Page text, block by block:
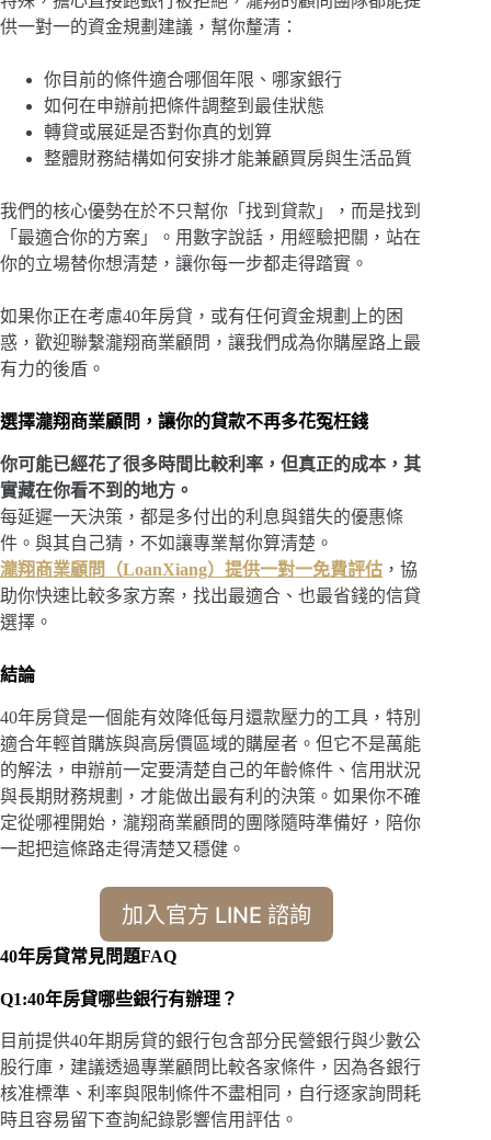
供一對一的資金規劃建議，幫你釐清：
你目前的條件適合哪個年限、哪家銀行
如何在申辦前把條件調整到最佳狀態
轉貸或展延是否對你真的划算
整體財務結構如何安排才能兼顧買房與生活品質
我們的核心優勢在於不只幫你「找到貸款」，而是找到
「最適合你的方案」。用數字說話，用經驗把關，站在
你的立場替你想清楚，讓你每一步都走得踏實。
如果你正在考慮40年房貸，或有任何資金規劃上的困
惑，歡迎聯繫瀧翔商業顧問，讓我們成為你購屋路上最
有力的後盾。
選擇瀧翔商業顧問，讓你的貸款不再多花冤枉錢
你可能已經花了很多時間比較利率，但真正的成本，其
實藏在你看不到的地方。
每延遲一天決策，都是多付出的利息與錯失的優惠條
件。與其自己猜，不如讓專業幫你算清楚。
瀧翔商業顧問（LoanXiang）提供一對一免費評估 ，協
助你快速比較多家方案，找出最適合、也最省錢的信貸
選擇。
結論
40年房貸是一個能有效降低每月還款壓力的工具，特別
適合年輕首購族與高房價區域的購屋者。但它不是萬能
的解法，申辦前一定要清楚自己的年齡條件、信用狀況
與長期財務規劃，才能做出最有利的決策。如果你不確
定從哪裡開始，瀧翔商業顧問的團隊隨時準備好，陪你
一起把這條路走得清楚又穩健。
加入官方 LINE 諮詢
40年房貸常見問題FAQ
Q1:40年房貸哪些銀行有辦理？
目前提供40年期房貸的銀行包含部分民營銀行與少數公
股行庫，建議透過專業顧問比較各家條件，因為各銀行
核准標準、利率與限制條件不盡相同，自行逐家詢問耗
時且容易留下查詢紀錄影響信用評估。